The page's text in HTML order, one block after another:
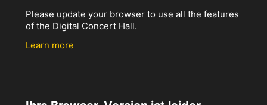
Please update your browser to use all the features
of the Digital Concert Hall.
Learn more